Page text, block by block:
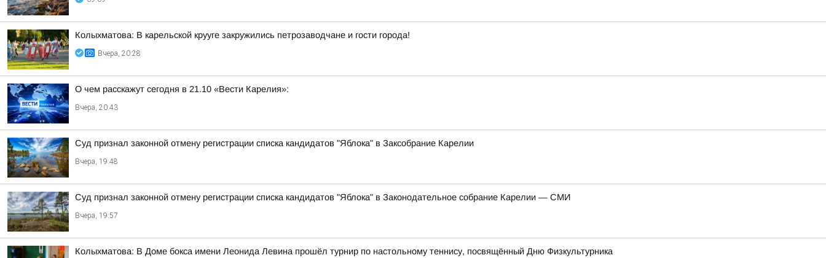
Колыхматова: В карельской крууге закружились петрозаводчане и гости города!
Вчера, 20:28
О чем расскажут сегодня в 21.10 «Вести Карелия»:
Вчера, 20:43
Суд признал законной отмену регистрации списка кандидатов "Яблока" в Заксобрание Карелии
Вчера, 19:48
Суд признал законной отмену регистрации списка кандидатов "Яблока" в Законодательное собрание Карелии — СМИ
Вчера, 19:57
Колыхматова: В Доме бокса имени Леонида Левина прошёл турнир по настольному теннису, посвящённый Дню Физкультурника